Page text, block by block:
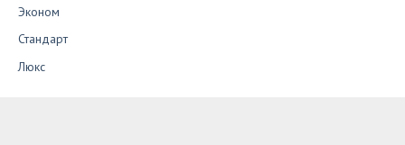
Эконом
Стандарт
Люкс